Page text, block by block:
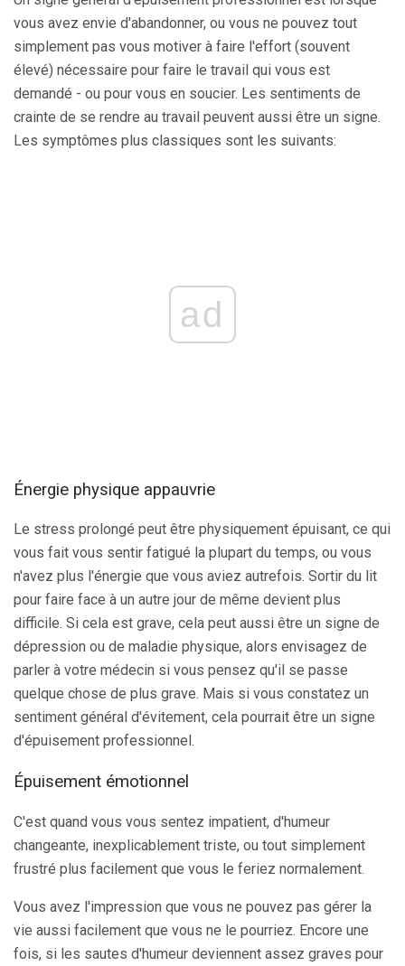
vous avez envie d'abandonner, ou vous ne pouvez tout
simplement pas vous motiver à faire l'effort (souvent
élevé) nécessaire pour faire le travail qui vous est
demandé - ou pour vous en soucier. Les sentiments de
crainte de se rendre au travail peuvent aussi être un signe.
Les symptômes plus classiques sont les suivants:
ad
Énergie physique appauvrie
Le stress prolongé peut être physiquement épuisant, ce qui
vous fait vous sentir fatigué la plupart du temps, ou vous
n'avez plus l'énergie que vous aviez autrefois. Sortir du lit
pour faire face à un autre jour de même devient plus
difficile. Si cela est grave, cela peut aussi être un signe de
dépression ou de maladie physique, alors envisagez de
parler à votre médecin si vous pensez qu'il se passe
quelque chose de plus grave. Mais si vous constatez un
sentiment général d'évitement, cela pourrait être un signe
d'épuisement professionnel.
Épuisement émotionnel
C'est quand vous vous sentez impatient, d'humeur
changeante, inexplicablement triste, ou tout simplement
frustré plus facilement que vous le feriez normalement.
Vous avez l'impression que vous ne pouvez pas gérer la
vie aussi facilement que vous ne le pourriez. Encore une
fois, si les sautes d'humeur deviennent assez graves pour